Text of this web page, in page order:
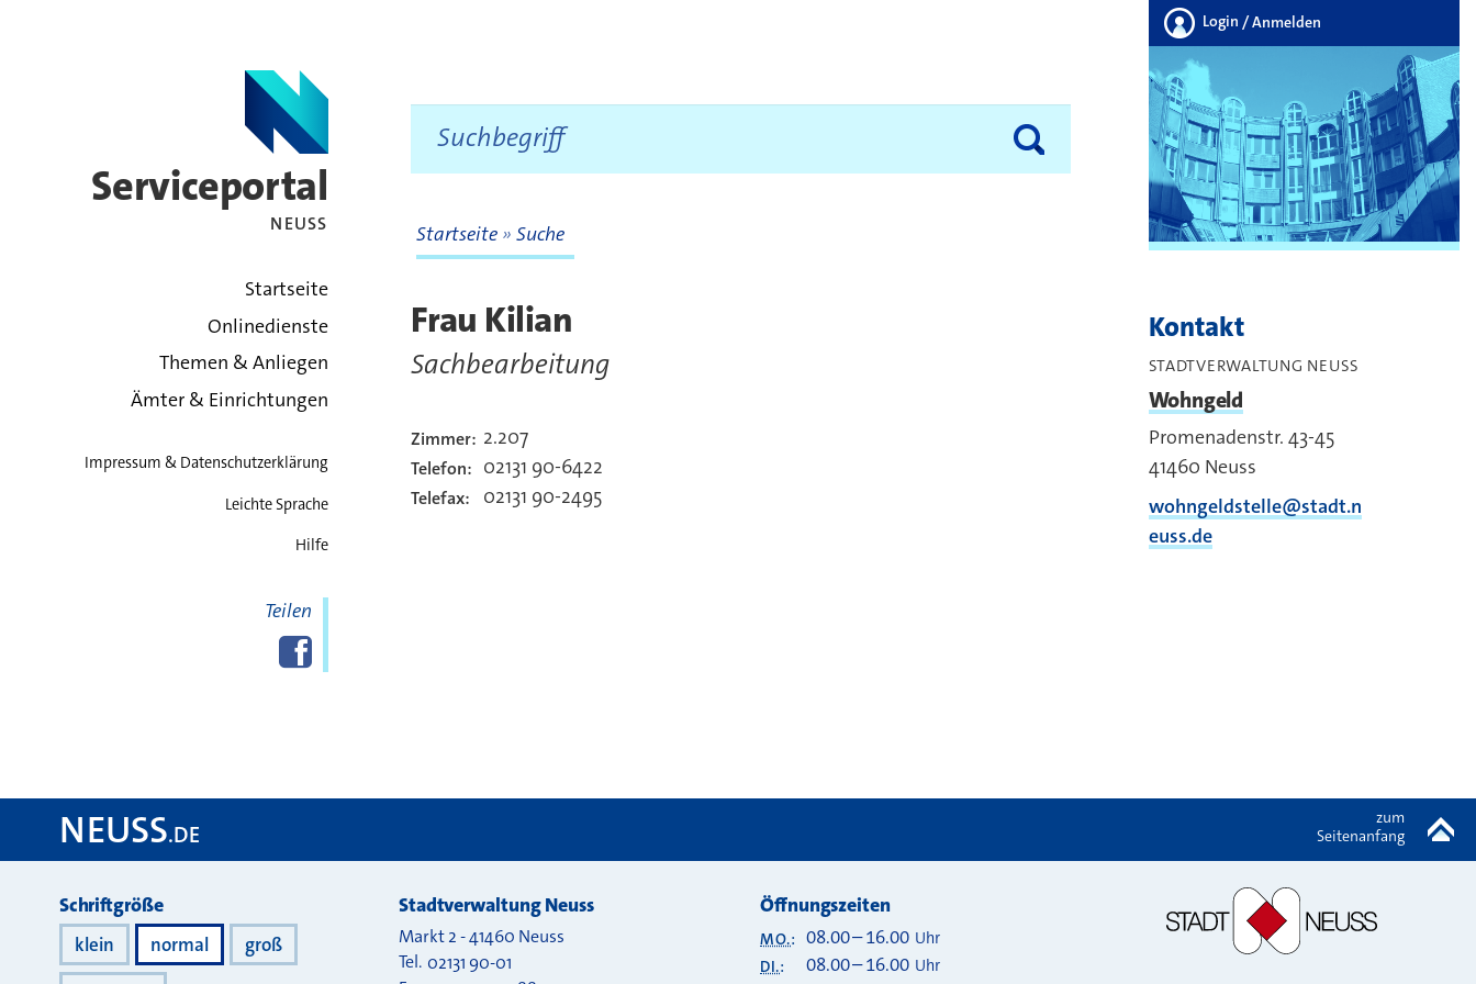
Serviceportal
NEUSS
zurück zur Startseite
Startseite
Onlinedienste
Themen & Anliegen
Ämter & Einrichtungen
Impressum & Datenschutzerklärung
Leichte Sprache
Hilfe
Teilen
Diese Seite bei
Facebook
teilen
Login / Anmelden
Startseite Suche
Frau Kilian
Sachbearbeitung
Kontakt
Zimmer: 2.207
Telefon: 02131 90-6422
Telefax: 02131 90-2495
Kontakt
STADTVERWALTUNG NEUSS
Wohngeld
Promenadenstr. 43-45
41460 Neuss
wohngeldstelle@stadt.n
euss.de
NEUSS.DE
zum
Seitenanfang
Darstellung
Schriftgröße
klein normal
groß
Stadtverwaltung Neuss
Markt 2-41460 Neuss
Tel. 02131 90-01
Öffnungszeiten
MO.: 08.00–16.00 Uhr
DI.: 08.00–16.00 Uhr